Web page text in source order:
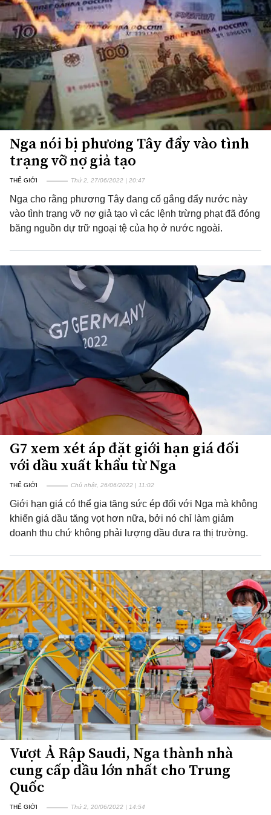
Nga nói bị phương Tây đẩy vào tình
trạng vỡ nợ giả tạo
THẾ GIỚI Thứ 2, 27/06/2022 | 20:47
Nga cho rằng phương Tây đang cố gắng đẩy nước này
vào tình trạng vỡ nợ giả tạo vì các lệnh trừng phạt đã đóng
băng nguồn dự trữ ngoại tệ của họ ở nước ngoài.
G7 xem xét áp đặt giới hạn giá đối
với dầu xuất khẩu từ Nga
THẾ GIỚI Chủ nhật, 26/06/2022 | 11:02
Giới hạn giá có thể gia tăng sức ép đối với Nga mà không
khiến giá dầu tăng vọt hơn nữa, bởi nó chỉ làm giảm
doanh thu chứ không phải lượng dầu đưa ra thị trường.
Vượt Ả Rập Saudi, Nga thành nhà
cung cấp dầu lớn nhất cho Trung
Quốc
THẾ GIỚI Thứ 2, 20/06/2022 | 14:54